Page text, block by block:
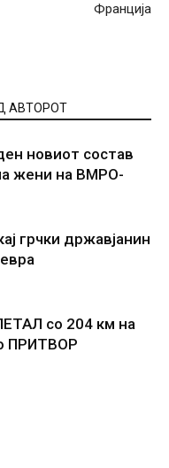
Франција
АВТОРОТ
новиот состав
жени на ВМРО-
грчки државјанин
со 204 км на
ПРИТВОР